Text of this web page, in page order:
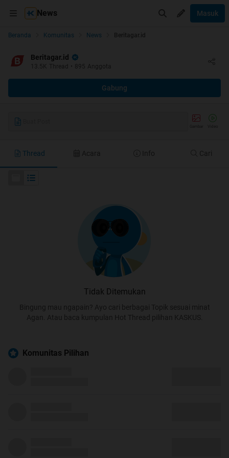
News Masuk
Beranda Komunitas News Beritagar.id
Beritagar.id
13.5K Thread • 895 Anggota
Gabung
Thread Acara Info Cari
Tidak Ditemukan
Bingung mau ngapain? Ayo cari berbagai Topik sesuai minat
Agan. Atau baca kumpulan Hot Thread pilihan KASKUS.
Komunitas Pilihan